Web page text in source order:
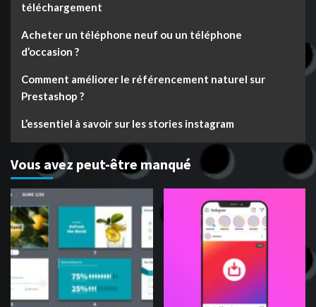
téléchargement
Acheter un téléphone neuf ou un téléphone
d’occasion ?
Comment améliorer le référencement naturel sur
Prestashop ?
L’essentiel à savoir sur les stories instagram
Vous avez peut-être manqué